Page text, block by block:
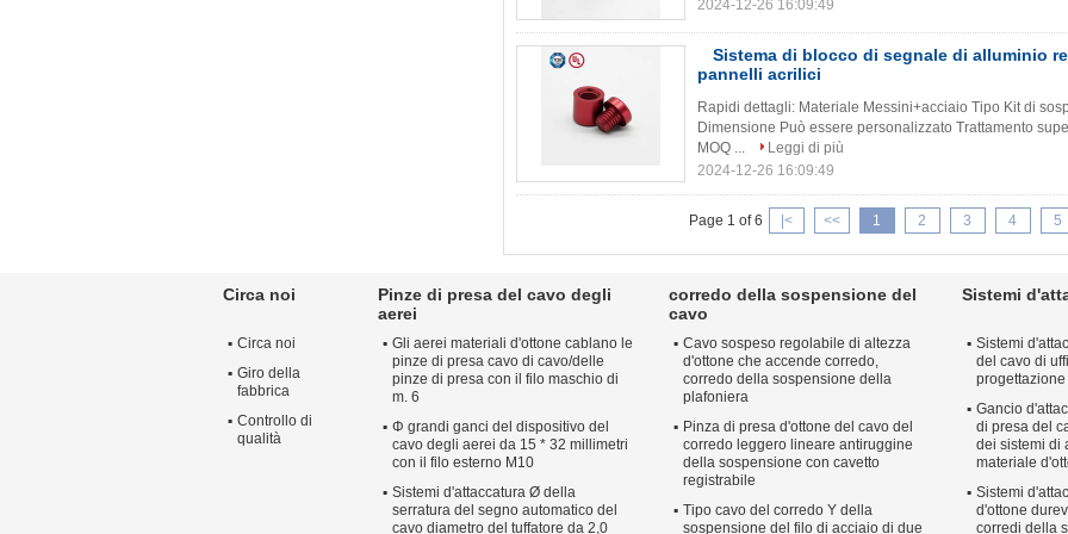
2024-12-26 16:09:49
Sistema di blocco di segnale di alluminio
pannelli acrilici
Rapidi dettagli: Materiale Messini+acciaio Tipo Kit di
Dimensione Può essere personalizzato Trattamento
MOQ ...
Leggi di più
2024-12-26 16:09:49
Page 1 of 6 |< << 1 2 3 4 5
Circa noi
Circa noi
Giro della
fabbrica
Controllo di
qualità
Pinze di presa del cavo degli
aerei
Gli aerei materiali d'ottone cablano le
pinze di presa cavo di cavo/delle
pinze di presa con il filo maschio di
m. 6
Φ grandi ganci del dispositivo del
cavo degli aerei da 15 * 32 millimetri
con il filo esterno M10
Sistemi d'attaccatura Ø della
serratura del segno automatico del
cavo diametro del tuffatore da 2,0
corredo della sospensione del
cavo
Cavo sospeso regolabile di altezza
d'ottone che accende corredo,
corredo della sospensione della
plafoniera
Pinza di presa d'ottone del cavo del
corredo leggero lineare antiruggine
della sospensione con cavetto
registrabile
Tipo cavo del corredo Y della
sospensione del filo di acciaio di due
Sistemi
Sistemi
del cavo di
progettazione
Gancio
di presa del
dei sistemi di
materiale
Sistemi
d'ottone
corredi della